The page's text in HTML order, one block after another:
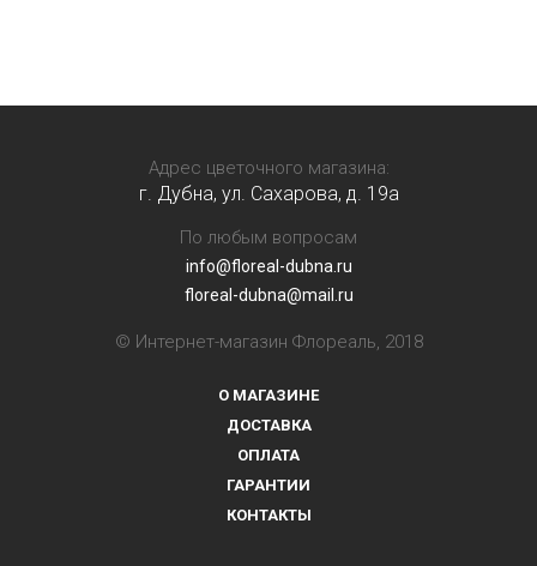
Адрес цветочного магазина:
г. Дубна, ул. Сахарова, д. 19a
По любым вопросам
info@floreal-dubna.ru
floreal-dubna@mail.ru
© Интернет-магазин Флореаль, 2018
О МАГАЗИНЕ
ДОСТАВКА
ОПЛАТА
ГАРАНТИИ
КОНТАКТЫ